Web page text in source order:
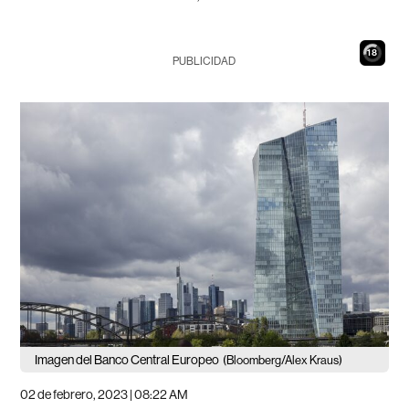
17
PUBLICIDAD
Imagen del Banco Central Europeo (Bloomberg/Alex Kraus)
02 de febrero, 2023 | 08:22 AM